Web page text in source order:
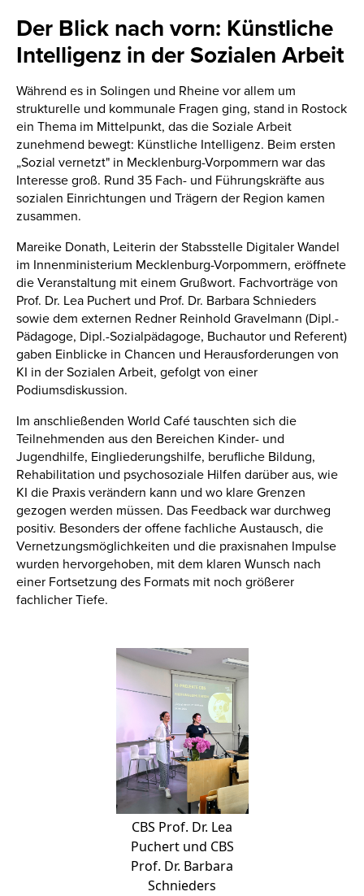
Der Blick nach vorn: Künstliche
Intelligenz in der Sozialen Arbeit
Während es in Solingen und Rheine vor allem um
strukturelle und kommunale Fragen ging, stand in Rostock
ein Thema im Mittelpunkt, das die Soziale Arbeit
zunehmend bewegt: Künstliche Intelligenz. Beim ersten
„Sozial vernetzt" in Mecklenburg-Vorpommern war das
Interesse groß. Rund 35 Fach- und Führungskräfte aus
sozialen Einrichtungen und Trägern der Region kamen
zusammen.
Mareike Donath, Leiterin der Stabsstelle Digitaler Wandel
im Innenministerium Mecklenburg-Vorpommern, eröffnete
die Veranstaltung mit einem Grußwort. Fachvorträge von
Prof. Dr. Lea Puchert und Prof. Dr. Barbara Schnieders
sowie dem externen Redner Reinhold Gravelmann (Dipl.-
Pädagoge, Dipl.-Sozialpädagoge, Buchautor und Referent)
gaben Einblicke in Chancen und Herausforderungen von
KI in der Sozialen Arbeit, gefolgt von einer
Podiumsdiskussion.
Im anschließenden World Café tauschten sich die
Teilnehmenden aus den Bereichen Kinder- und
Jugendhilfe, Eingliederungshilfe, berufliche Bildung,
Rehabilitation und psychosoziale Hilfen darüber aus, wie
KI die Praxis verändern kann und wo klare Grenzen
gezogen werden müssen. Das Feedback war durchweg
positiv. Besonders der offene fachliche Austausch, die
Vernetzungsmöglichkeiten und die praxisnahen Impulse
wurden hervorgehoben, mit dem klaren Wunsch nach
einer Fortsetzung des Formats mit noch größerer
fachlicher Tiefe.
CBS Prof. Dr. Lea
Puchert und CBS
Prof. Dr. Barbara
Schnieders